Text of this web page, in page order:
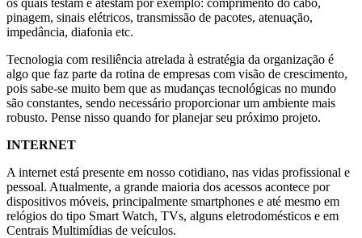
pinagem, sinais elétricos, transmissão de pacotes, atenuação,
impedância, diafonia etc.
Tecnologia com resiliência atrelada à estratégia da organização é
algo que faz parte da rotina de empresas com visão de crescimento,
pois sabe-se muito bem que as mudanças tecnológicas no mundo
são constantes, sendo necessário proporcionar um ambiente mais
robusto. Pense nisso quando for planejar seu próximo projeto.
INTERNET
A internet está presente em nosso cotidiano, nas vidas profissional e
pessoal. Atualmente, a grande maioria dos acessos acontece por
dispositivos móveis, principalmente smartphones e até mesmo em
relógios do tipo Smart Watch, TVs, alguns eletrodomésticos e em
Centrais Multimídias de veículos.